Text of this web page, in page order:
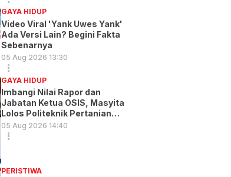
GAYA HIDUP
Video Viral 'Yank Uwes Yank'
Ada Versi Lain? Begini Fakta
Sebenarnya
05 Aug 2026 13:30
GAYA HIDUP
Imbangi Nilai Rapor dan
Jabatan Ketua OSIS, Masyita
Lolos Politeknik Pertanian
Gowa
05 Aug 2026 14:40
PERISTIWA